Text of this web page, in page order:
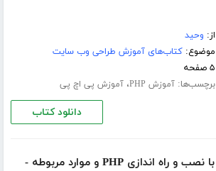
از: وحید
موضوع:کتاب‌های آموزش طراحی وب سایت
۵ صفحه
برچسب‌ها:آموزش PHP ،آموزش پی اچ پی
دانلود کتاب
دانلود کتاب آشنایی با نصب و راه اندازی PHP و موارد مربوطه -